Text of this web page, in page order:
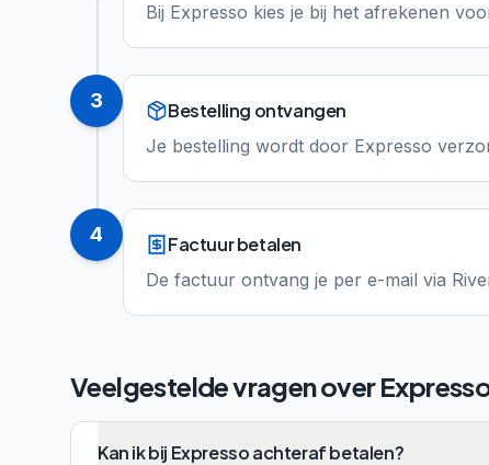
Bij Expresso kies je bij het afrekenen
3 Bestelling ontvangen
Je bestelling wordt door Expresso
4 Factuur betalen
De factuur ontvang je per e-mail via
Veelgestelde vragen over
Kan ik bij Expresso achteraf betalen?